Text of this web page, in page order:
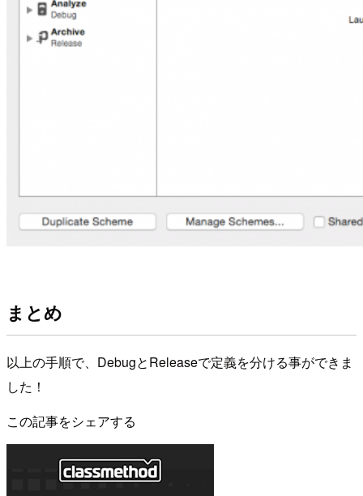
まとめ
以上の手順で、DebugとReleaseで定義を分ける事ができま
した！
この記事をシェアする